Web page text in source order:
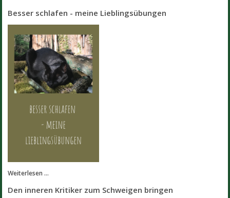
Besser schlafen - meine Lieblingsübungen
Weiterlesen ...
Den inneren Kritiker zum Schweigen bringen